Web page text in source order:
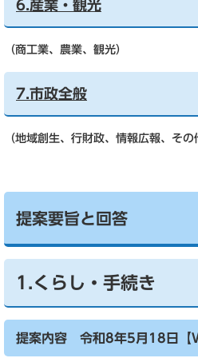
6.産業・観光
（商工業、農業、観光）
7.市政全般
（地域創生、行財政、情報広報、その
提案要旨と回答
1.くらし・手続き
提案内容 令和8年5月18日【